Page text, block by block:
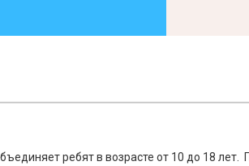
ребят в возрасте от 10 до 18 лет.